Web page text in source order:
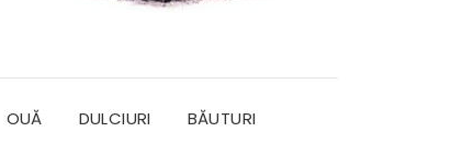
OUĂ DULCIURI BĂUTURI